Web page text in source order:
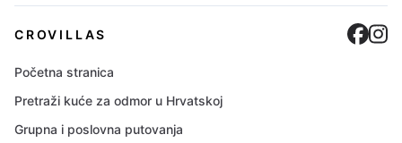
CROVILLAS
Početna stranica
Pretraži kuće za odmor u Hrvatskoj
Grupna i poslovna putovanja